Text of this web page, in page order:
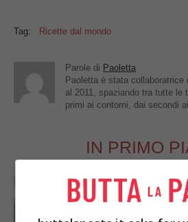
Tag: Ricette dal mondo
Parole di Paoletta
Paoletta è stata
al 2011, spaziando tra tutte le
primi ai contorni, dai secondi
IN PRIMO